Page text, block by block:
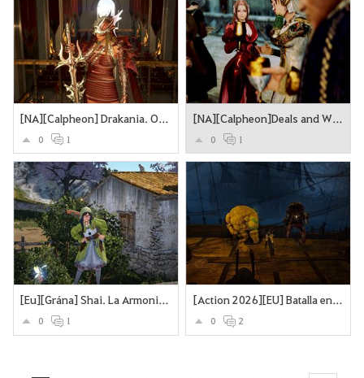
[NA][Calpheon] Drakania. Oh, goddess!
0 1
[NA][Calpheon]Deals and Wine always come together
0 1
[Eu][Grána] Shai. La Armonia Natural
0 1
[Action 2026][EU] Batalla en Alta Mar
0 2